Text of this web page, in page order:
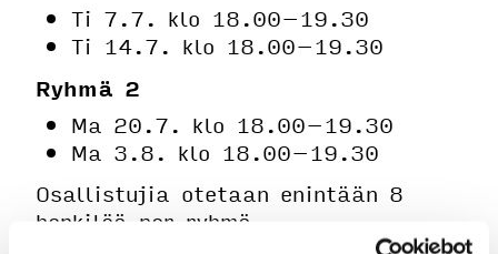
Ti 7.7. klo 18.00–19.30
Ti 14.7. klo 18.00–19.30
Ryhmä 2
Ma 20.7. klo 18.00–19.30
Ma 3.8. klo 18.00–19.30
Osallistujia otetaan enintään 8
henkilöä per ryhmä.